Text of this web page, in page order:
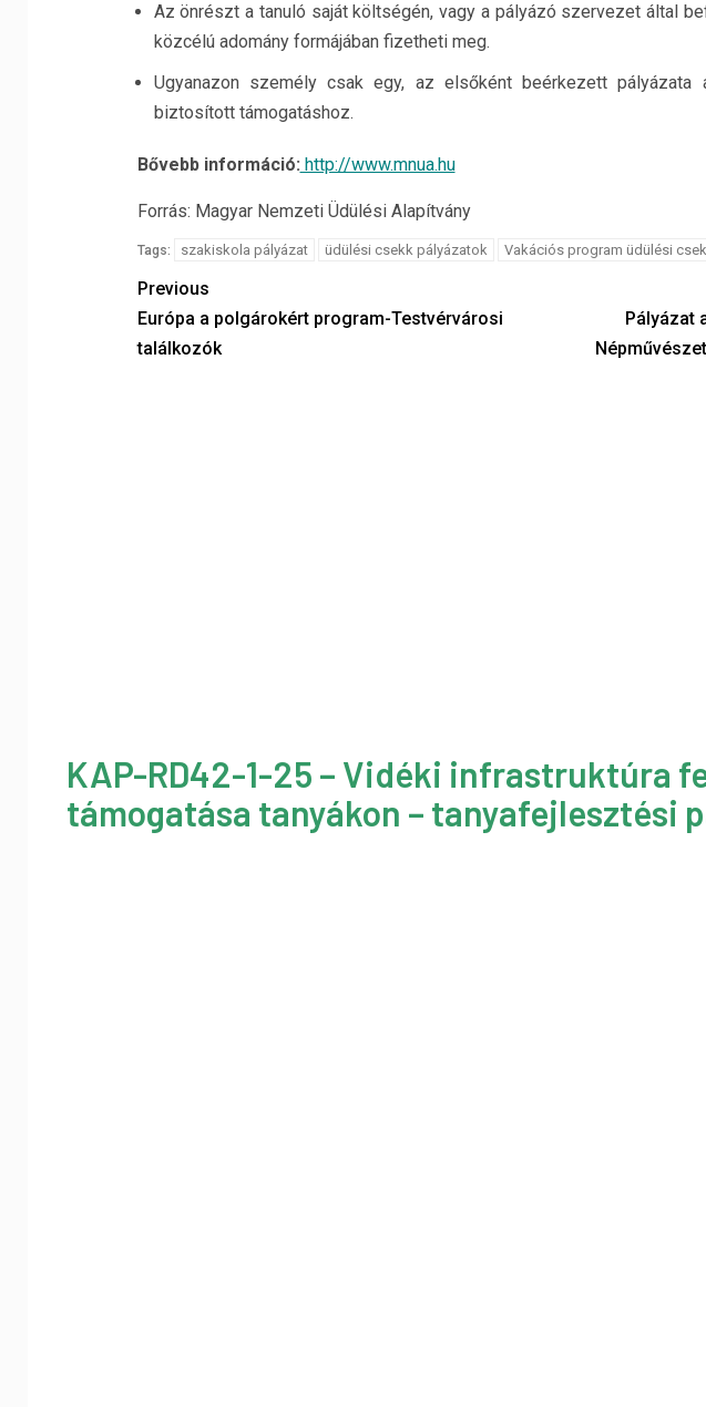
Az önrészt a tanuló saját költségén, vagy a pályázó szervezet által
közcélú adomány formájában fizetheti meg.
Ugyanazon személy csak egy, az elsőként beérkezett pályázata
biztosított támogatáshoz.
Bővebb információ: http://www.mnua.hu
Forrás: Magyar Nemzeti Üdülési Alapítvány
Tags: szakiskola pályázat üdülési csekk pályázatok Vakációs program üdülési
Previous
Európa a polgárokért program-Testvérvárosi
találkozók
Pályázat
KAP-RD42-1-25 – Vidéki infrastruktúra
támogatása tanyákon – tanyafejlesztési